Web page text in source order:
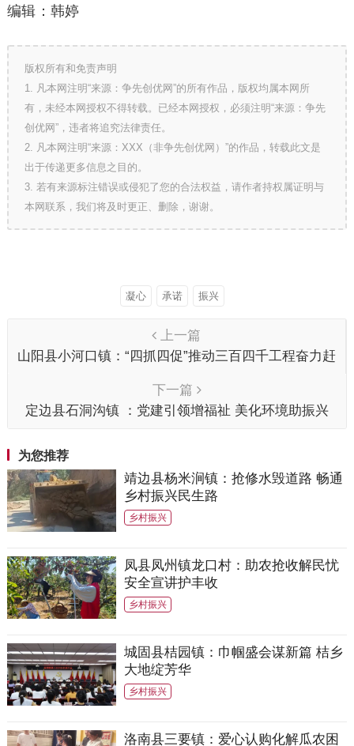
编辑：韩婷
版权所有和免责声明
1. 凡本网注明“来源：争先创优网”的所有作品，版权均属本网所
有，未经本网授权不得转载。已经本网授权，必须注明“来源：争先
创优网”，违者将追究法律责任。
2. 凡本网注明“来源：XXX（非争先创优网）”的作品，转载此文是
出于传递更多信息之目的。
3. 若有来源标注错误或侵犯了您的合法权益，请作者持权属证明与
本网联系，我们将及时更正、删除，谢谢。
凝心 承诺 振兴
上一篇
山阳县小河口镇：“四抓四促”推动三百四千工程奋力赶
下一篇
定边县石洞沟镇 ：党建引领增福祉 美化环境助振兴
为您推荐
靖边县杨米涧镇：抢修水毁道路 畅通
乡村振兴民生路
乡村振兴
凤县凤州镇龙口村：助农抢收解民忧
安全宣讲护丰收
乡村振兴
城固县桔园镇：巾帼盛会谋新篇 桔乡
大地绽芳华
乡村振兴
洛南县三要镇：爱心认购化解瓜农困